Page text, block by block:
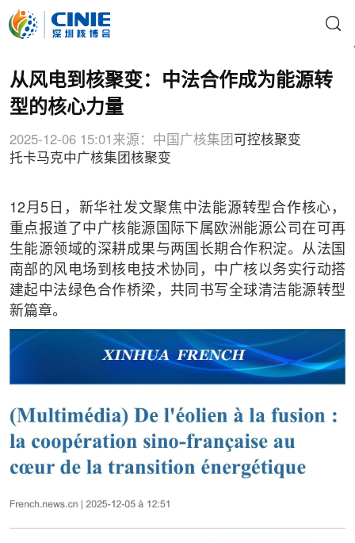
从风电到核聚变：中法合作成为能源转
型的核心力量
2025-12-06 15:01 来源：中国广核集团 可控核聚变
托卡马克中广核集团核聚变
12月5日，新华社发文聚焦中法能源转型合作核心，
重点报道了中广核能源国际下属欧洲能源公司在可再
生能源领域的深耕成果与两国长期合作积淀。从法国
南部的风电场到核电技术协同，中广核以务实行动搭
建起中法绿色合作桥梁，共同书写全球清洁能源转型
新篇章。